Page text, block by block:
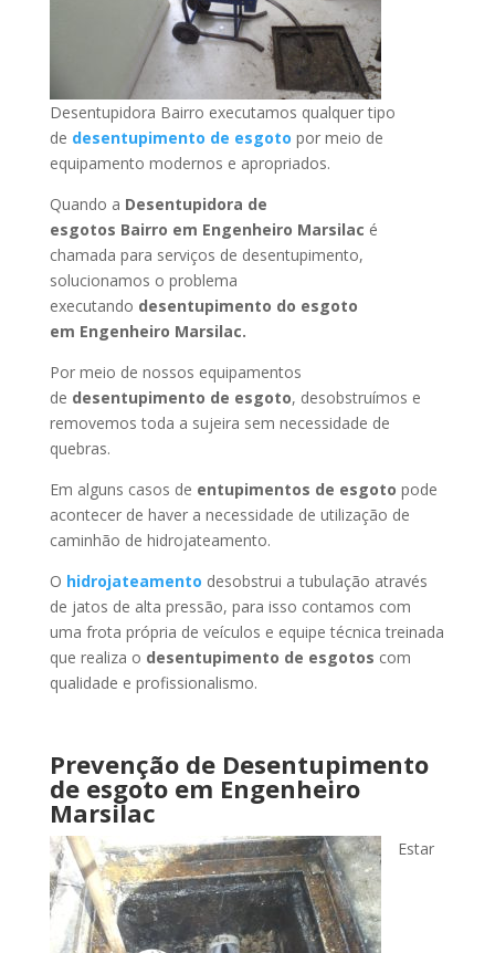
Desentupidora Bairro executamos qualquer tipo
de desentupimento de esgoto por meio de
equipamento modernos e apropriados.
Quando a Desentupidora de
esgotos Bairro em Engenheiro Marsilac é
chamada para serviços de desentupimento,
solucionamos o problema
executando desentupimento do esgoto
em Engenheiro Marsilac.
Por meio de nossos equipamentos
de desentupimento de esgoto, desobstruímos e
removemos toda a sujeira sem necessidade de
quebras.
Em alguns casos de entupimentos de esgoto pode
acontecer de haver a necessidade de utilização de
caminhão de hidrojateamento.
O hidrojateamento desobstrui a tubulação através
de jatos de alta pressão, para isso contamos com
uma frota própria de veículos e equipe técnica treinada
que realiza o desentupimento de esgotos com
qualidade e profissionalismo.
Prevenção de Desentupimento
de esgoto em Engenheiro
Marsilac
Estar